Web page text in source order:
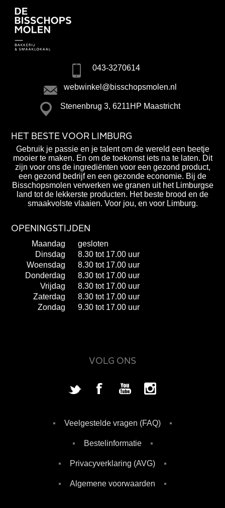
043-3270614
webwinkel@bisschopsmolen.nl
Stenenbrug 3, 6211HP Maastricht
HET BESTE VOOR LIMBURG
Gebruik je passie en je talent om de wereld een beetje
mooier te maken. En om de toekomst iets na te laten. Dit
zijn voor ons de ingrediënten voor een gezond product,
een gezond bedrijf en een gezonde economie. Bij de
Bisschopsmolen verwerken we granen uit het Limburgse
land tot de lekkerste producten. Het beste brood en de
smaakvolste vlaaien. Voor jou, en voor Limburg.
OPENINGSTIJDEN
Maandag
gesloten
Dinsdag
8.30 tot 17.00 uur
Woensdag
8.30 tot 17.00 uur
Donderdag
8.30 tot 17.00 uur
Vrijdag
8.30 tot 17.00 uur
Zaterdag
8.30 tot 17.00 uur
Zondag
9.30 tot 17.00 uur
VOLG ONS
Veelgestelde vragen (FAQ)
Bestelinformatie
Privacyverklaring (AVG)
Algemene voorwaarden